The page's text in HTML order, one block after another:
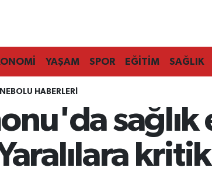
YAŞAM SPOR EĞİTİM SAĞLIK
HABERLERI